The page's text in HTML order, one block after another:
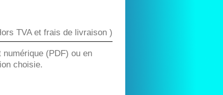
TVA et frais de livraison )
(PDF) ou en
choisie.